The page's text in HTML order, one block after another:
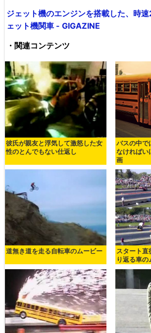
ジェット機のエンジンを搭載した、時
ェット機関車 - GIGAZINE
・関連コンテンツ
彼氏が親友と浮気して激怒した女
性のとんでもない仕返し
バスの中で
なければい
画
道無き道を走る自転車のムービー
スタート直
り返る車の